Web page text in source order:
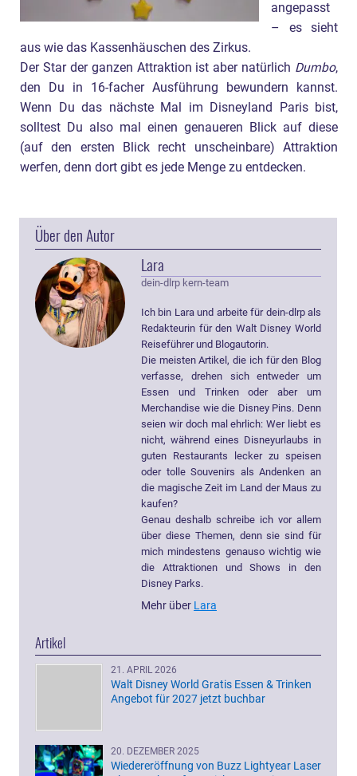
angepasst
– es sieht
aus wie das Kassenhäuschen des Zirkus.
Der Star der ganzen Attraktion ist aber natürlich Dumbo,
den Du in 16-facher Ausführung bewundern kannst.
Wenn Du das nächste Mal im Disneyland Paris bist,
solltest Du also mal einen genaueren Blick auf diese
(auf den ersten Blick recht unscheinbare) Attraktion
werfen, denn dort gibt es jede Menge zu entdecken.
Über den Autor
Lara
dein-dlrp kern-team
Ich bin Lara und arbeite für dein-dlrp als
Redakteurin für den Walt Disney World
Reiseführer und Blogautorin.
Die meisten Artikel, die ich für den Blog
verfasse, drehen sich entweder um
Essen und Trinken oder aber um
Merchandise wie die Disney Pins. Denn
seien wir doch mal ehrlich: Wer liebt es
nicht, während eines Disneyurlaubs in
guten Restaurants lecker zu speisen
oder tolle Souvenirs als Andenken an
die magische Zeit im Land der Maus zu
kaufen?
Genau deshalb schreibe ich vor allem
über diese Themen, denn sie sind für
mich mindestens genauso wichtig wie
die Attraktionen und Shows in den
Disney Parks.
Mehr über Lara
Artikel
21. APRIL 2026
Walt Disney World Gratis Essen & Trinken
Angebot für 2027 jetzt buchbar
20. DEZEMBER 2025
Wiedereröffnung von Buzz Lightyear Laser